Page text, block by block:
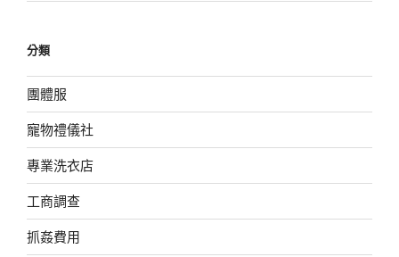
分類
團體服
寵物禮儀社
專業洗衣店
工商調查
抓姦費用